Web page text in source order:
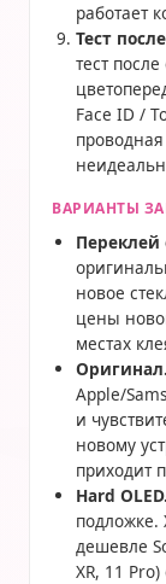
работает
Тест
тест
Face ID /
ВАРИАНТЫ
Переклей
новое
цены
местах
Оригинал.
Apple/
и
новому
приходит
Hard OLED.
подложке.
дешевле
XR, 11